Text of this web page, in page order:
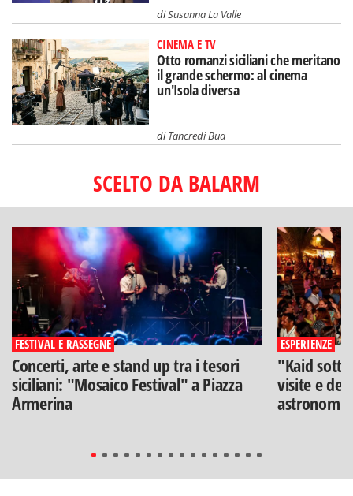
diTancredi Bua
SCELTO DA BALARM
FESTIVAL E RASSEGNE
Concerti, arte e stand up tra i tesori
siciliani: "Mosaico Festival" a Piazza
Armerina
ESPERIENZE
"Kaid
visite e
astronomia
Abiti d’epoca, giochi, cinema (e un
omaggio a Venditti): cosa fare ad
agosto a Bolognetta